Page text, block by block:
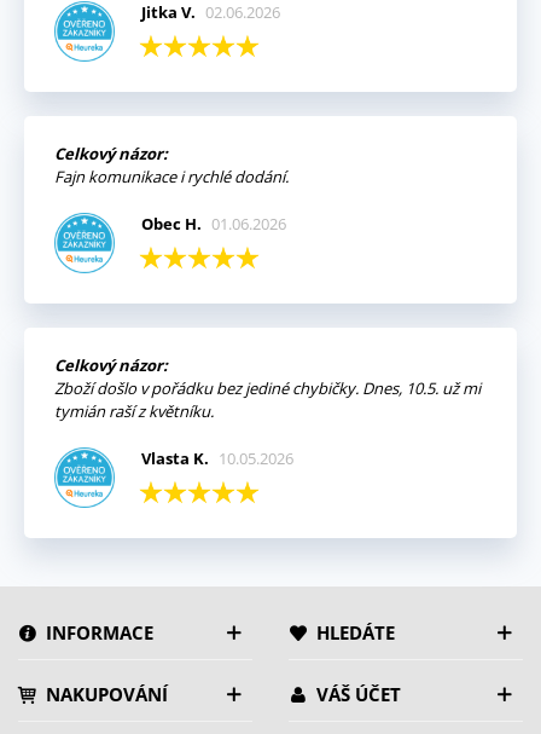
Jitka V. 02.06.2026
Celkový názor:
Fajn komunikace i rychlé dodání.
Obec H. 01.06.2026
Celkový názor:
Zboží došlo v pořádku bez jediné chybičky. Dnes, 10.5. už mi
tymián raší z květníku.
Vlasta K. 10.05.2026
INFORMACE HLEDÁTE
NAKUPOVÁNÍ VÁŠ ÚČET